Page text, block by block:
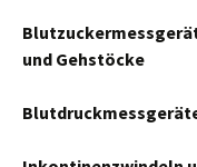
und Gehstöcke